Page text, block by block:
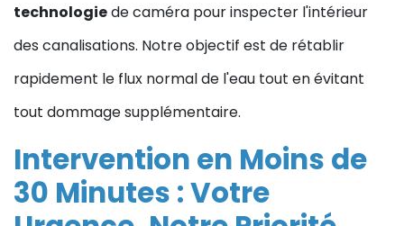
technologiede caméra pour inspecter l'intérieur
des canalisations. Notre objectif est de rétablir
rapidement le flux normal de l'eau tout en évitant
tout dommage supplémentaire.
Intervention en Moins de
30 Minutes : Votre